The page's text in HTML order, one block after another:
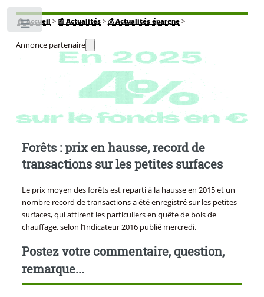
🏠Accueil > 📰 Actualités> 💰 Actualités épargne>
Annonce partenaire
Forêts : prix en hausse, record de
transactions sur les petites surfaces
Le prix moyen des forêts est reparti à la hausse en 2015 et un
nombre record de transactions a été enregistré sur les petites
surfaces, qui attirent les particuliers en quête de bois de
chauffage, selon l’Indicateur 2016 publié mercredi.
Postez votre commentaire, question,
remarque...
Toggle